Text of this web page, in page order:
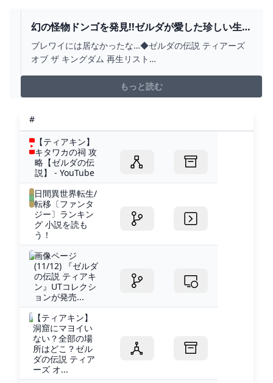
幻の怪物ドンゴを発見!!ゼルダが愛した珍しい生物
とは!?ティアキン最速実況PART110【ゼルダの伝
説 ティアーズ オブ ザ キングダム】 - YOUTUBE
ブレワイには居なかったな…◆ゼルダの伝説 ティアーズ
オブ ザ キングダム 再生リスト
list=PLSszGF__n8Ssi1wn8WlhjWto075w6yARn◆ゼルダ
の伝説 ブレス オブ ザ ワイルド 再生リスト
もっと読む
#
【ティアキン】
キタワカの祠 攻
略【ゼルダの伝
説】 - YouTube
日間異世界転生/
転移〔ファンタ
ジー〕ランキン
グ 小説を読も
う！
画像ページ
(11/12) 『ゼルダ
の伝説 ティアキ
ン』UTコレクシ
ョンが発売...
【ティアキン】
洞窟にマヨイい
ない？全部の場
所はどこ？ゼル
ダの伝説 ティア
ーズ オ...